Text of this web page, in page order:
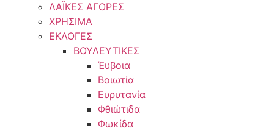
ΛΑΪΚΕΣ ΑΓΟΡΕΣ
ΧΡΗΣΙΜΑ
ΕΚΛΟΓΕΣ
ΒΟΥΛΕΥΤΙΚΕΣ
Έυβοια
Βοιωτία
Ευρυτανία
Φθιώτιδα
Φωκίδα